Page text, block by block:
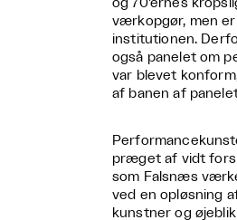
og 70’ernes
værkopgør, men
institutionen.
også panelet om
var blevet
af banen af
præget af vidt
som Falsnæs
ved en opløsning
kunstner og